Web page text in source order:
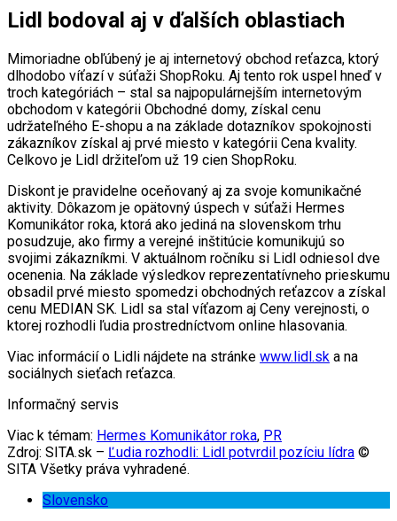
Lidl bodoval aj v ďalších oblastiach
Mimoriadne obľúbený je aj internetový obchod reťazca, ktorý
dlhodobo víťazí v súťaži ShopRoku. Aj tento rok uspel hneď v
troch kategóriách – stal sa najpopulárnejším internetovým
obchodom v kategórii Obchodné domy, získal cenu
udržateľného E-shopu a na základe dotazníkov spokojnosti
zákazníkov získal aj prvé miesto v kategórii Cena kvality.
Celkovo je Lidl držiteľom už 19 cien ShopRoku.
Diskont je pravidelne oceňovaný aj za svoje komunikačné
aktivity. Dôkazom je opätovný úspech v súťaži Hermes
Komunikátor roka, ktorá ako jediná na slovenskom trhu
posudzuje, ako firmy a verejné inštitúcie komunikujú so
svojimi zákazníkmi. V aktuálnom ročníku si Lidl odniesol dve
ocenenia. Na základe výsledkov reprezentatívneho prieskumu
obsadil prvé miesto spomedzi obchodných reťazcov a získal
cenu MEDIAN SK. Lidl sa stal víťazom aj Ceny verejnosti, o
ktorej rozhodli ľudia prostredníctvom online hlasovania.
Viac informácií o Lidli nájdete na stránke www.lidl.sk a na
sociálnych sieťach reťazca.
Informačný servis
Viac k témam: Hermes Komunikátor roka, PR
Zdroj: SITA.sk – Ľudia rozhodli: Lidl potvrdil pozíciu lídra ©
SITA Všetky práva vyhradené.
Slovensko